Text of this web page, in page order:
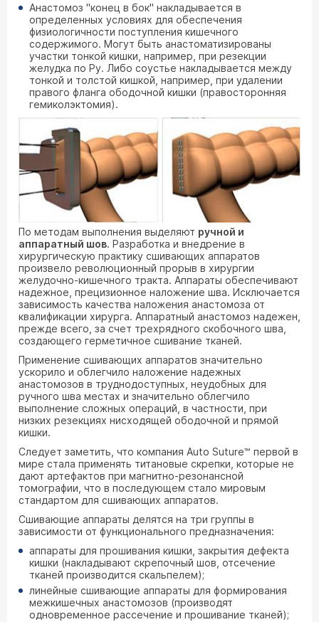
Анастомоз "конец в бок" накладывается в
определенных условиях для обеспечения
физиологичности поступления кишечного
содержимого. Могут быть анастоматизированы
участки тонкой кишки, например, при резекции
желудка по Ру. Либо соустье накладывается между
тонкой и толстой кишкой, например, при удалении
правого фланга ободочной кишки (правосторонняя
гемиколэктомия).
По методам выполнения выделяют ручной и
аппаратный шов. Разработка и внедрение в
хирургическую практику сшивающих аппаратов
произвело революционный прорыв в хирургии
желудочно-кишечного тракта. Аппараты обеспечивают
надежное, прецизионное наложение шва. Исключается
зависимость качества наложения анастомоза от
квалификации хирурга. Аппаратный анастомоз надежен,
прежде всего, за счет трехрядного скобочного шва,
создающего герметичное сшивание тканей.
Применение сшивающих аппаратов значительно
ускорило и облегчило наложение надежных
анастомозов в труднодоступных, неудобных для
ручного шва местах и значительно облегчило
выполнение сложных операций, в частности, при
низких резекциях нисходящей ободочной и прямой
кишки.
Следует заметить, что компания Auto Suture™ первой в
мире стала применять титановые скрепки, которые не
дают артефактов при магнитно-резонансной
томографии, что в последующем стало мировым
стандартом для сшивающих аппаратов.
Сшивающие аппараты делятся на три группы в
зависимости от функционального предназначения:
аппараты для прошивания кишки, закрытия дефекта
кишки (накладывают скрепочный шов, отсечение
тканей производится скальпелем);
линейные сшивающие аппараты для формирования
межкишечных анастомозов (производят
одновременное рассечение и прошивание тканей);